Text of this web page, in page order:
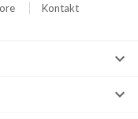
Kontakt

